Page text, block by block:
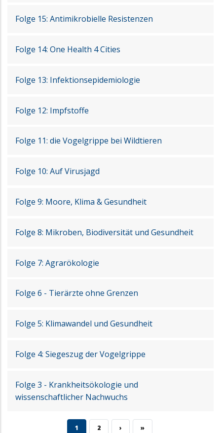
Folge 15: Antimikrobielle Resistenzen
Folge 14: One Health 4 Cities
Folge 13: Infektionsepidemiologie
Folge 12: Impfstoffe
Folge 11: die Vogelgrippe bei Wildtieren
Folge 10: Auf Virusjagd
Folge 9: Moore, Klima & Gesundheit
Folge 8: Mikroben, Biodiversität und Gesundheit
Folge 7: Agrarökologie
Folge 6 - Tierärzte ohne Grenzen
Folge 5: Klimawandel und Gesundheit
Folge 4: Siegeszug der Vogelgrippe
Folge 3 - Krankheitsökologie und
wissenschaftlicher Nachwuchs
AKTUELLE SEITE
1 SEITE
2 NÄCHSTE SEITE
› LETZTE SEITE
»